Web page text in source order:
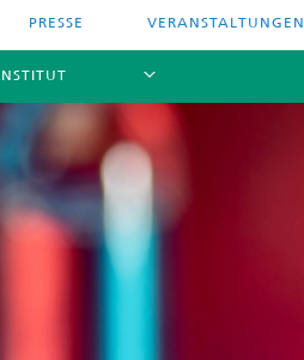
PRESSE VERANSTALTUNGEN